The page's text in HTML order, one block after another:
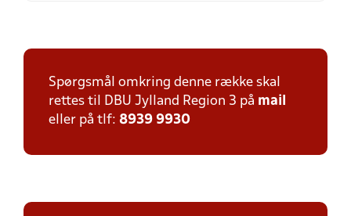
Spørgsmål omkring denne række skal
rettes til DBU Jylland Region 3 på mail
eller på tlf: 8939 9930